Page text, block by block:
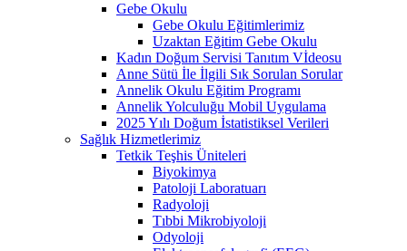
Gebe Okulu
Gebe Okulu Eğitimlerimiz
Uzaktan Eğitim Gebe Okulu
Kadın Doğum Servisi Tanıtım Vİdeosu
Anne Sütü İle İlgili Sık Sorulan Sorular
Annelik Okulu Eğitim Programı
Annelik Yolculuğu Mobil Uygulama
2025 Yılı Doğum İstatistiksel Verileri
Sağlık Hizmetlerimiz
Tetkik Teşhis Üniteleri
Biyokimya
Patoloji Laboratuarı
Radyoloji
Tıbbi Mikrobiyoloji
Odyoloji